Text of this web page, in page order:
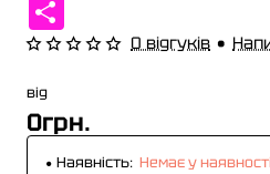
0 відгуків •
від
0грн.
Наявність: Немає у наявності